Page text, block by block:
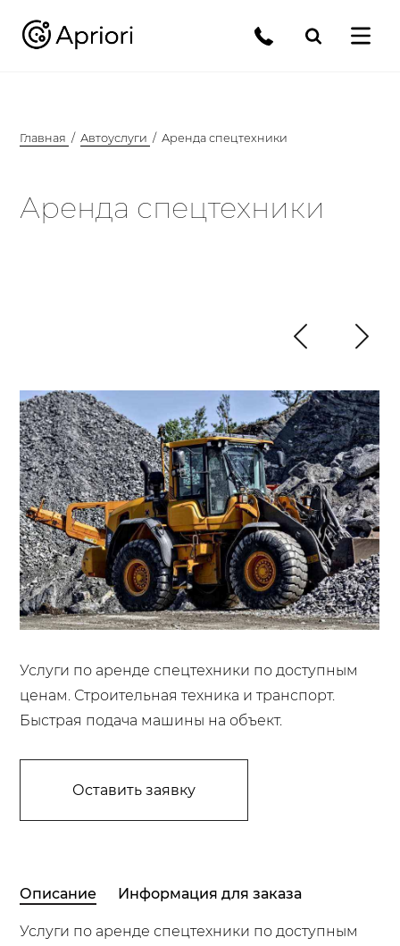
Главная Автоуслуги Аренда спецтехники
Аренда спецтехники
Услуги по аренде спецтехники по доступным
ценам. Строительная техника и транспорт.
Быстрая подача машины на объект.
Оставить заявку
Описание Информация для заказа
Услуги по аренде спецтехники по доступным